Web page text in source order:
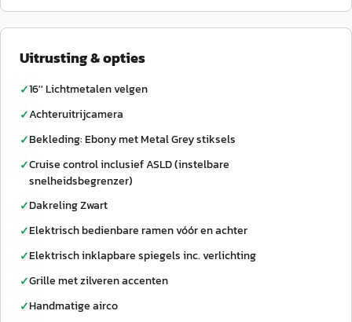
Uitrusting & opties
✓16'' Lichtmetalen velgen
✓Achteruitrijcamera
✓Bekleding: Ebony met Metal Grey stiksels
✓Cruise control inclusief ASLD (instelbare
snelheidsbegrenzer)
✓Dakreling Zwart
✓Elektrisch bedienbare ramen vóór en achter
✓Elektrisch inklapbare spiegels inc. verlichting
✓Grille met zilveren accenten
✓Handmatige airco